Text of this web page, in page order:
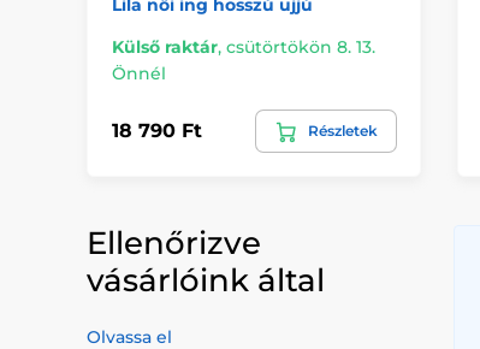
Lila női ing hosszú ujjú
Külső raktár, csütörtökön 8. 13.
Önnél
18 790 Ft Részletek
Ellenőrizve
vásárlóink által
Olvassa el